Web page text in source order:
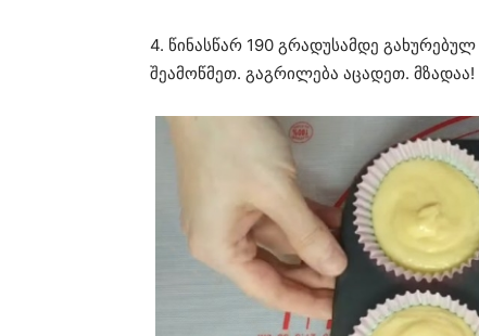
4. წინასწარ 190 გრადუსამდე
შეამოწმეთ. გაგრილება აცადეთ. მზადაა!